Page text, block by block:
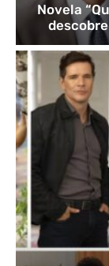
Novela